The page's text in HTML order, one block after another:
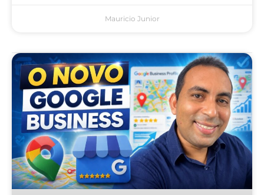
Mauricio Junior